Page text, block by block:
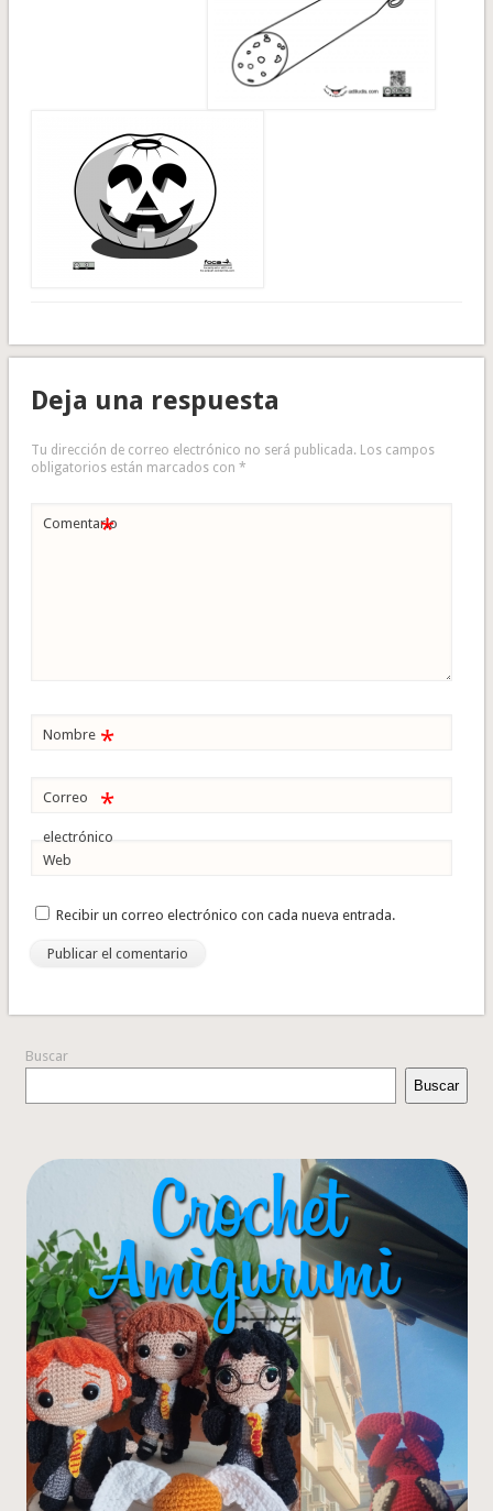
Deja una respuesta
Tu dirección de correo electrónico no será publicada. Los campos
obligatorios están marcados con *
Comentario
*
Nombre *
Correo
electrónico
*
Web
Recibir un correo electrónico con cada nueva entrada.
Buscar
Buscar